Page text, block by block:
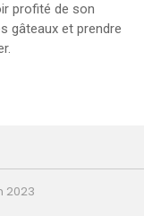
profité de son
gâteaux et prendre
2023